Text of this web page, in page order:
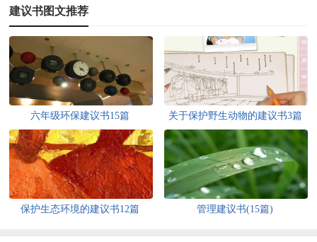
建议书图文推荐
六年级环保建议书15篇 关于保护野生动物的建议书3篇
保护生态环境的建议书12篇 管理建议书(15篇)